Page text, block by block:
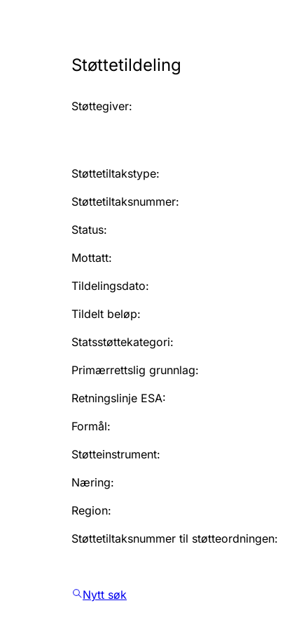
Støttetildeling
Støttegiver:
Støttetiltakstype:
Støttetiltaksnummer:
Status:
Mottatt:
Tildelingsdato:
Tildelt beløp:
Statsstøttekategori:
Primærrettslig grunnlag:
Retningslinje ESA:
Formål:
Støtteinstrument:
Næring:
Region:
Støttetiltaksnummer til støtteordningen:
Nytt søk